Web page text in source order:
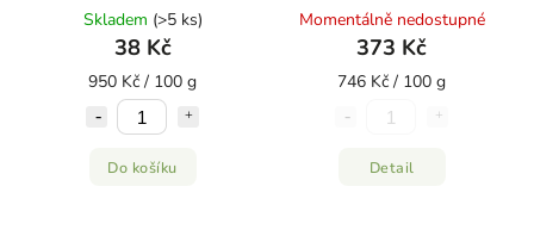
Skladem (>5 ks)
38 Kč
950 Kč / 100 g
Do košíku
Momentálně nedostupné
373 Kč
746 Kč / 100 g
Detail